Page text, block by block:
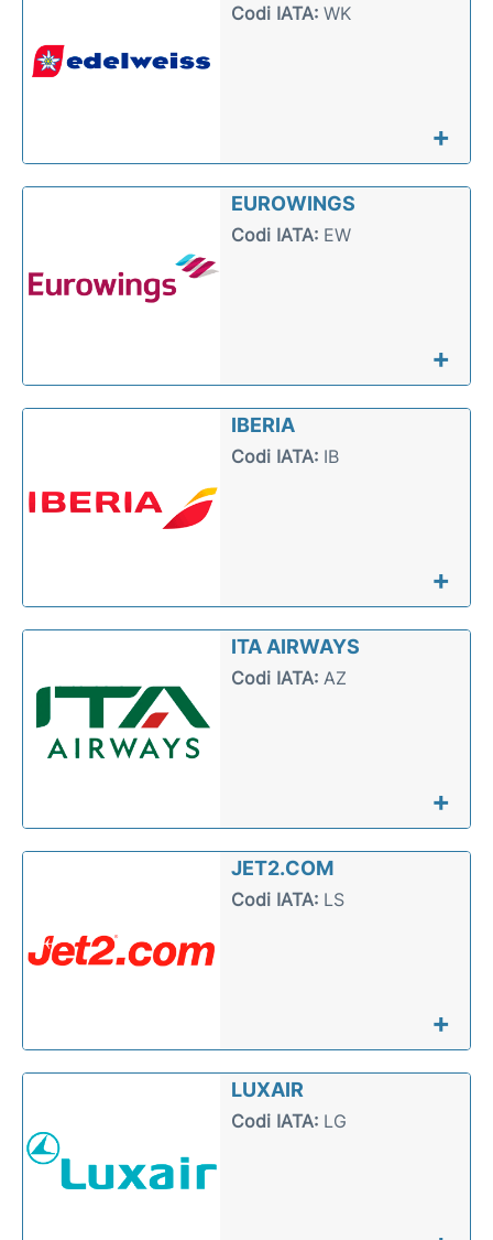
Codi IATA:WK
+
EUROWINGS
Codi IATA:EW
+
IBERIA
Codi IATA:IB
+
ITA AIRWAYS
Codi IATA:AZ
+
JET2.COM
Codi IATA:LS
+
LUXAIR
Codi IATA:LG